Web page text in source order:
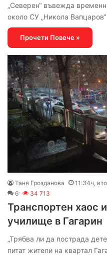
„Северен“ въвежда
около СУ „Никола
Прочети Повече »
Таня Грозданова
11:34ч,
6
34 713
Транспортен хаос
училище в Гагарин
„Трябва ли да пострада
питат жители на квартал